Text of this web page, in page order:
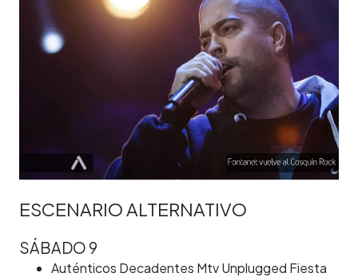
ESCENARIO ALTERNATIVO
SÁBADO 9
Auténticos Decadentes Mtv Unplugged Fiesta